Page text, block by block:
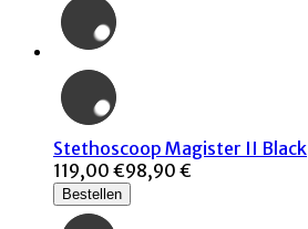
Stethoscoop Magister II Black
119,00 €98,90 €
Bestellen